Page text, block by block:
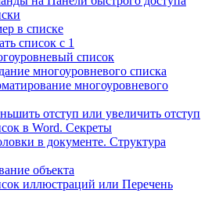
в списке
список с 1
список
многоуровневого списка
многоуровневого
отступ или увеличить отступ
в Word. Секреты
в документе. Структура
объекта
иллюстраций или Перечень